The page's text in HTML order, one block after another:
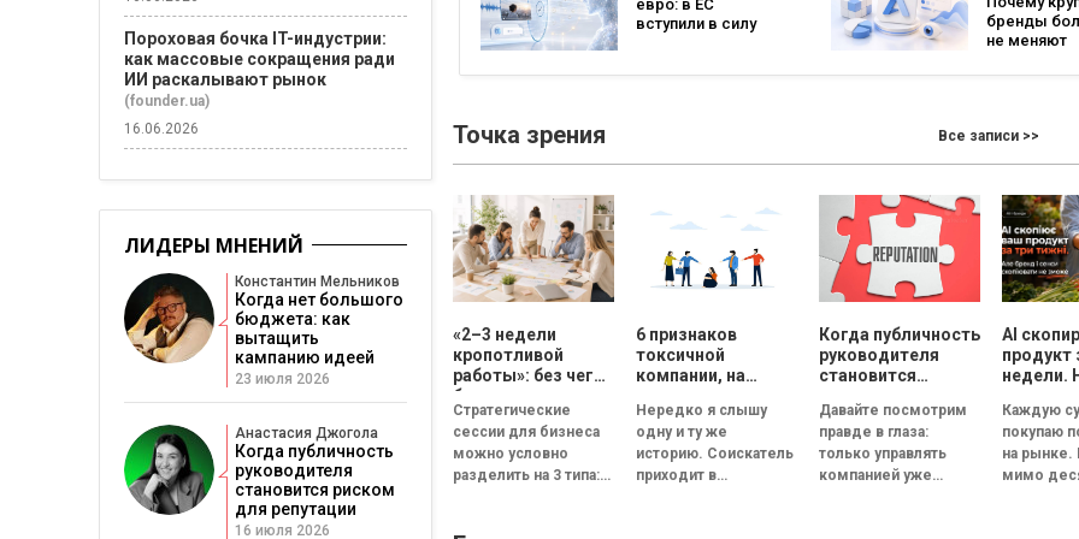
заявлений —
рекордным за
бизнеса
евро: в ЕС
вступили в силу
ИИ-контента
бренды
не меняют
три года
Точка зрения Все записи >>
«2–3 недели
кропотливой
работы»: без чего
бизнесу нет
смысла
проводить
стратегическую
сессию
Стратегические
сессии для бизнеса
можно условно
разделить на 3 типа:
6 признаков
токсичной
компании, на
обратить
внимание на
собеседовании
Нередко я слышу
одну и ту же
историю. Соискатель
приходит в
Когда публичность
руководителя
становится
репутации
Давайте посмотрим
правде в глаза:
только управлять
компанией уже
AI
продукт
недели.
сможет
Каждую
покупаю
на рынке.
мимо
Пороховая бочка IT-индустрии:
как массовые сокращения ради
ИИ раскалывают рынок
(founder.ua)
16.06.2026
ЛИДЕРЫ МНЕНИЙ
Константин Мельников
Когда нет большого
бюджета: как
вытащить
кампанию идеей
23 июля 2026
Анастасия Джогола
Когда публичность
руководителя
становится риском
для репутации
16 июля 2026